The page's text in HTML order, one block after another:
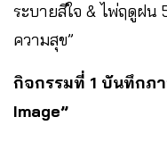
ระบายสีใจ & ไพ่ฤดูฝน
ความสุข”
กิจกรรมที่ 1 บันทึกภ
Image”